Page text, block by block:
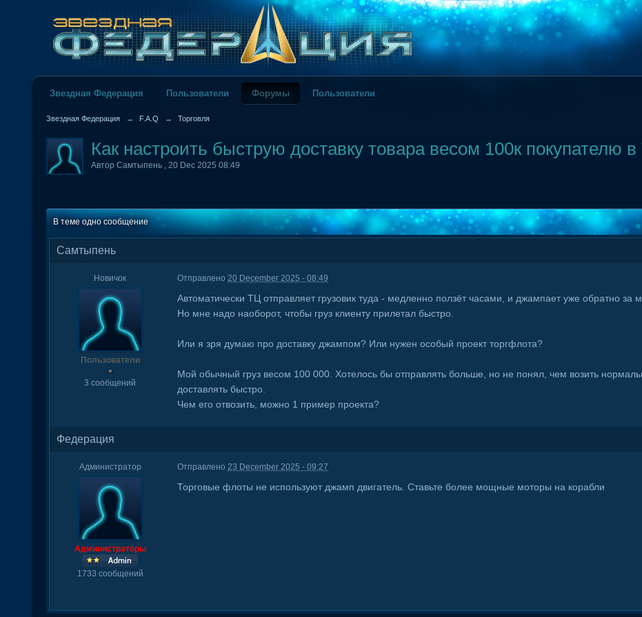
Звездная Федерация Пользователи Форумы Пользователи
Звездная Федерация → F.A.Q → Торговля
Как настроить быструю доставку товара весом 100к покупателю
АвторСамтыпень ,20 Dec 2025 08:49
В теме одно сообщение
Самтыпень
Новичок
Пользователи
3 сообщений
Отправлено20 December 2025 - 08:49
Автоматически ТЦ отправляет грузовик туда - медленно ползёт часами, и джампает уже обратно за
Но мне надо наоборот, чтобы груз клиенту прилетал быстро.
Или я зря думаю про доставку джампом? Или нужен особый проект торгфлота?
Мой обычный груз весом 100 000. Хотелось бы отправлять больше, но не понял, чем возить
доставлять быстро.
Чем его отвозить, можно 1 пример проекта?
Федерация
Администратор
Администраторы
1733 сообщений
Отправлено23 December 2025 - 09:27
Торговые флоты не используют джамп двигатель. Ставьте более мощные моторы на корабли